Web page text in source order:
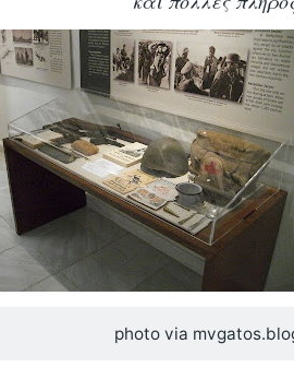
photo via